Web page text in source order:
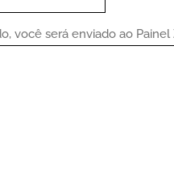
você será enviado ao Painel